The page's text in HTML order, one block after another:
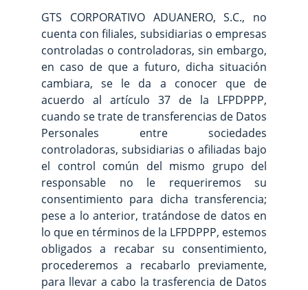
GTS CORPORATIVO ADUANERO, S.C., no
cuenta con filiales, subsidiarias o empresas
controladas o controladoras, sin embargo,
en caso de que a futuro, dicha situación
cambiara, se le da a conocer que de
acuerdo al artículo 37 de la LFPDPPP,
cuando se trate de transferencias de Datos
Personales entre sociedades
controladoras, subsidiarias o afiliadas bajo
el control común del mismo grupo del
responsable no le requeriremos su
consentimiento para dicha transferencia;
pese a lo anterior, tratándose de datos en
lo que en términos de la LFPDPPP, estemos
obligados a recabar su consentimiento,
procederemos a recabarlo previamente,
para llevar a cabo la trasferencia de Datos